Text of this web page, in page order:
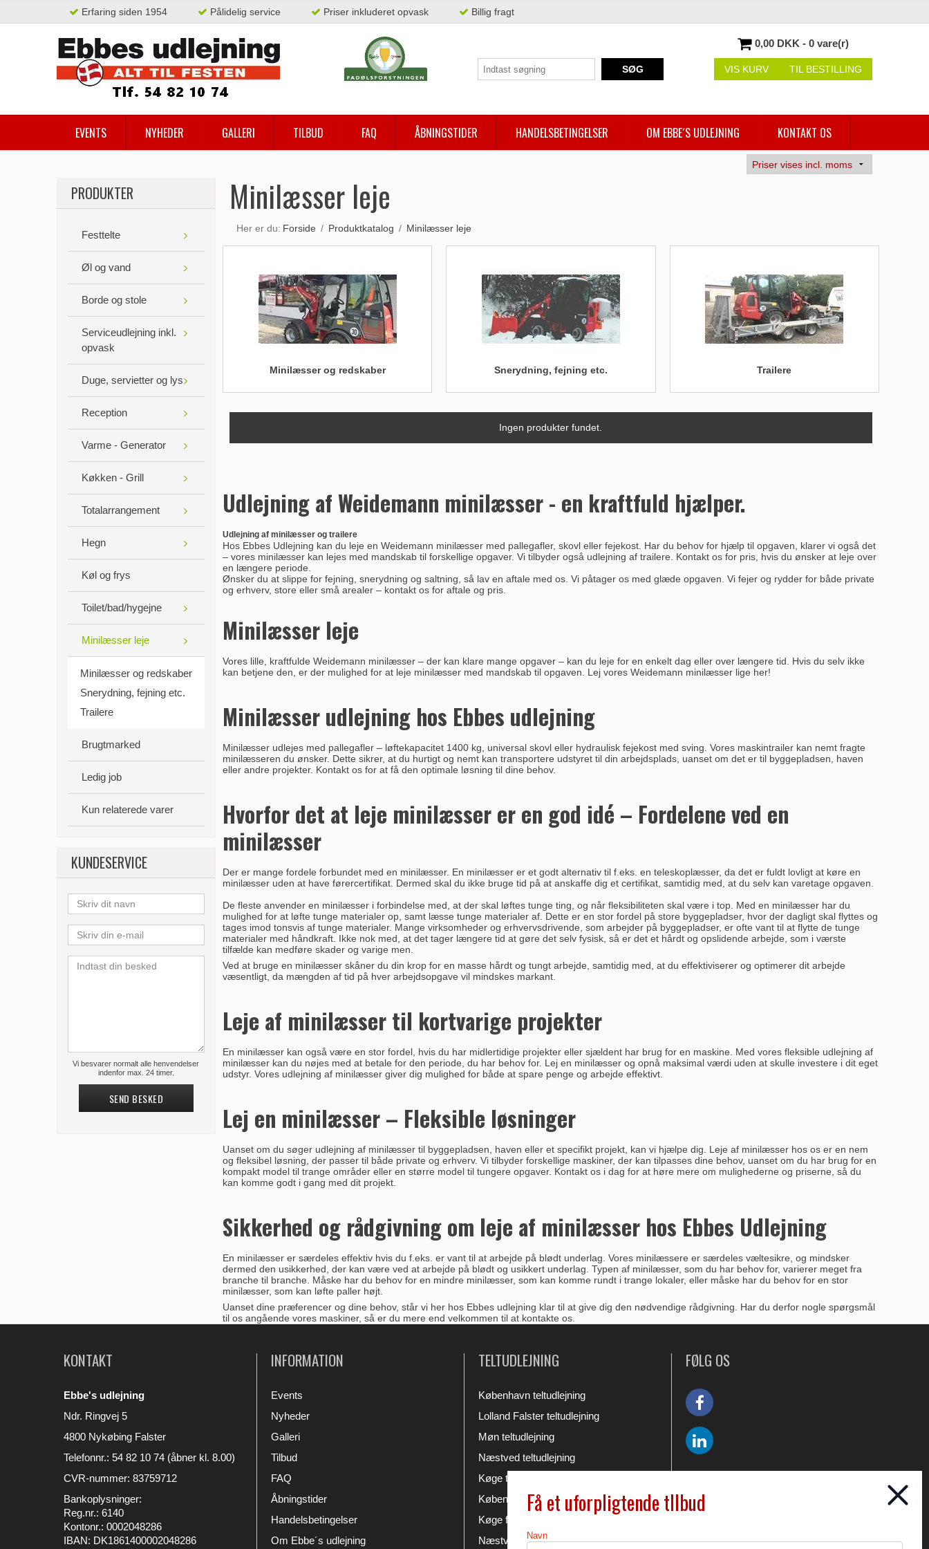
Erfaring siden 1954 Pålidelig service Priser inkluderet opvask Billig fragt
SØG
0,00 DKK - 0 vare(r)
VIS KURV TIL BESTILLING
EVENTS NYHEDER GALLERI TILBUD FAQ ÅBNINGSTIDER HANDELSBETINGELSER OM EBBE´S UDLEJNING KONTAKT OS
PRODUKTER
Festtelte
Øl og vand
Borde og stole
Serviceudlejning inkl.
opvask
Duge, servietter og lys
Reception
Varme - Generator
Køkken - Grill
Totalarrangement
Hegn
Køl og frys
Toilet/bad/hygejne
Minilæsser leje
Minilæsser og redskaber
Snerydning, fejning etc.
Trailere
Brugtmarked
Ledig job
Kun relaterede varer
KUNDESERVICE
Vi besvarer normalt alle henvendelser
indenfor max. 24 timer.
SEND BESKED
Minilæsser leje
Her er du: Forside / Produktkatalog / Minilæsser leje
Minilæsser og redskaber Snerydning, fejning etc. Trailere
Ingen produkter fundet.
Udlejning af Weidemann minilæsser - en kraftfuld hjælper.
Udlejning af minilæsser og trailere
Hos Ebbes Udlejning kan du leje en Weidemann minilæsser med pallegafler, skovl eller fejekost. Har du behov for hjælp til opgaven, klarer vi også det
– vores minilæsser kan lejes med mandskab til forskellige opgaver. Vi tilbyder også udlejning af trailere. Kontakt os for pris, hvis du ønsker at leje over
en længere periode.
Ønsker du at slippe for fejning, snerydning og saltning, så lav en aftale med os. Vi påtager os med glæde opgaven. Vi fejer og rydder for både private
og erhverv, store eller små arealer – kontakt osfor aftale og pris.
Minilæsser leje
Vores lille, kraftfulde Weidemann minilæsser – der kan klare mange opgaver – kan du leje for en enkelt dag eller over længere tid. Hvis du selv ikke
kan betjene den, er der mulighed for at leje minilæsser med mandskab til opgaven. Lej vores Weidemann minilæsserlige her!
Minilæsser udlejning hos Ebbes udlejning
Minilæsser udlejes med pallegafler – løftekapacitet 1400 kg, universal skovl eller hydraulisk fejekost med sving. Vores maskintrailer kan nemt fragte
minilæsseren du ønsker. Dette sikrer, at du hurtigt og nemt kan transportere udstyret til din arbejdsplads, uanset om det er til byggepladsen, haven
eller andre projekter. Kontakt os for at få den optimale løsning til dine behov.
Hvorfor det at leje minilæsser er en god idé – Fordelene ved en
minilæsser
Der er mange fordele forbundet med en minilæsser. En minilæsser er et godt alternativ til f.eks. en teleskoplæsser, da det er fuldt lovligt at køre en
minilæsser uden at have førercertifikat. Dermed skal du ikke bruge tid på at anskaffe dig et certifikat, samtidig med, at du selv kan varetage opgaven.
De fleste anvender en minilæsser i forbindelse med, at der skal løftes tunge ting, og når fleksibiliteten skal være i top. Med en minilæsser har du
mulighed for at løfte tunge materialer op, samt læsse tunge materialer af. Dette er en stor fordel på store byggepladser, hvor der dagligt skal flyttes og
tages imod tonsvis af tunge materialer. Mange virksomheder og erhvervsdrivende, som arbejder på byggepladser, er ofte vant til at flytte de tunge
materialer med håndkraft. Ikke nok med, at det tager længere tid at gøre det selv fysisk, så er det et hårdt og opslidende arbejde, som i værste
tilfælde kan medføre skader og varige men.
Ved at bruge en minilæsser skåner du din krop for en masse hårdt og tungt arbejde, samtidig med, at du effektiviserer og optimerer dit arbejde
væsentligt, da mængden af tid på hver arbejdsopgave vil mindskes markant.
Leje af minilæsser til kortvarige projekter
En minilæsser kan også være en stor fordel, hvis du har midlertidige projekter eller sjældent har brug for en maskine. Med vores fleksible udlejning af
minilæsser kan du nøjes med at betale for den periode, du har behov for. Lej en minilæsser og opnå maksimal værdi uden at skulle investere i dit eget
udstyr. Vores udlejning af minilæsser giver dig mulighed for både at spare penge og arbejde effektivt.
Lej en minilæsser – Fleksible løsninger
Uanset om du søger udlejning af minilæsser til byggepladsen, haven eller et specifikt projekt, kan vi hjælpe dig. Leje af minilæsser hos os er en nem
og fleksibel løsning, der passer til både private og erhverv. Vi tilbyder forskellige maskiner, der kan tilpasses dine behov, uanset om du har brug for en
kompakt model til trange områder eller en større model til tungere opgaver. Kontakt os i dag for at høre mere om mulighederne og priserne, så du
kan komme godt i gang med dit projekt.
Sikkerhed og rådgivning om leje af minilæsser hos Ebbes Udlejning
En minilæsser er særdeles effektiv hvis du f.eks. er vant til at arbejde på blødt underlag. Vores minilæssere er særdeles væltesikre, og mindsker
dermed den usikkerhed, der kan være ved at arbejde på blødt og usikkert underlag. Typen af minilæsser, som du har behov for, varierer meget fra
branche til branche. Måske har du behov for en mindre minilæsser, som kan komme rundt i trange lokaler, eller måske har du behov for en stor
minilæsser, som kan løfte paller højt.
Uanset dine præferencer og dine behov, står vi her hos Ebbes udlejning klar til at give dig den nødvendige rådgivning. Har du derfor nogle spørgsmål
til os angående vores maskiner, så er du mere end velkommen til at kontakte os.
KONTAKT
Ebbe's udlejning
Ndr. Ringvej 5
4800 Nykøbing Falster
Telefonnr.: 54 82 10 74 (åbner kl. 8.00)
CVR-nummer: 83759712
Bankoplysninger:
Reg.nr.: 6140
Kontonr.: 0002048286
IBAN: DK1861400002048286
INFORMATION
Events
Nyheder
Galleri
Tilbud
FAQ
Åbningstider
Handelsbetingelser
Om Ebbe´s udlejning
TELTUDLEJNING
København teltudlejning
Lolland Falster teltudlejning
Møn teltudlejning
Næstved teltudlejning
Køge teltudlejning
København festudlejning
Køge festudlejning
Næstved festudlejning
FØLG OS
Få et uforpligtende tllbud
Navn